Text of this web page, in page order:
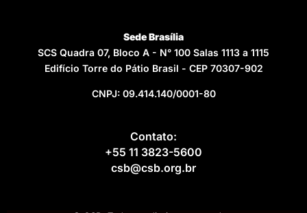
Sede Brasília
SCS Quadra 07, Bloco A - N° 100 Salas 1113 a 1115
Edifício Torre do Pátio Brasil - CEP 70307-902
CNPJ: 09.414.140/0001-80
Contato:
+55 11 3823-5600
csb@csb.org.br